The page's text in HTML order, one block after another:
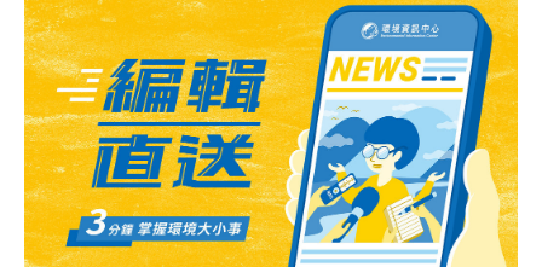
而，按憲法要求，聯邦政府在公布項目報告後，還得諮詢
原住民意見。法庭認為，油管項目一旦開工，會嚴重影響
到原住民社區，其代代生活的土地和水體，都會因油管計
劃受到影響，而這些造成的影響，報告中均未公開、被漠
視和忽略。政府雖有權在平衡項目經濟、文化和環保等影
響基礎上做出決定，頒發項目許可，但因未能充分諮詢原
住民意見，政府油管審批許可應視為無效。最後裁定結果
是：政府要麼重新考慮原住民的關注問題，然後再次提交
審批報告，要麼重來一次原住民諮詢。無論採取哪